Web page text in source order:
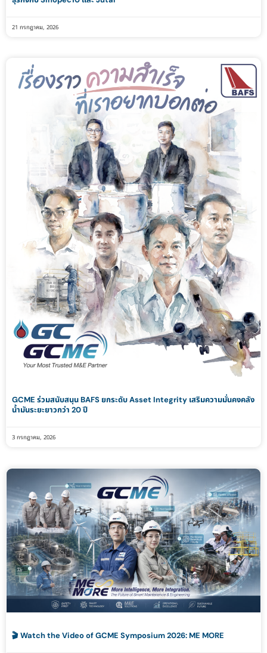
21 กรกฎาคม, 2026
GCME ร่วมสนับสนุน BAFS ยกระดับ Asset Integrity เสริมความมั่นคงคลัง
น้ำมันระยะยาวกว่า 20 ปี
3 กรกฎาคม, 2026
🎬 Watch the Video of GCME Symposium 2026: ME MORE